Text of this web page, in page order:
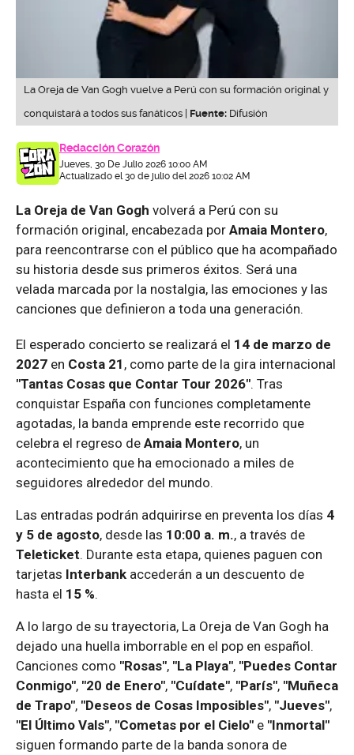
La Oreja de Van Gogh vuelve a Perú con su formación original y
conquistará a todos sus fanáticos | Fuente: Difusión
Redacción Corazón
Jueves, 30 De Julio 2026 10:00 AM
Actualizado el 30 de julio del 2026 10:02 AM
La Oreja de Van Gogh volverá a Perú con su
formación original, encabezada por Amaia Montero,
para reencontrarse con el público que ha acompañado
su historia desde sus primeros éxitos. Será una
velada marcada por la nostalgia, las emociones y las
canciones que definieron a toda una generación.
El esperado concierto se realizará el 14 de marzo de
2027 en Costa 21 , como parte de la gira internacional
"Tantas Cosas que Contar Tour 2026". Tras
conquistar España con funciones completamente
agotadas, la banda emprende este recorrido que
celebra el regreso de Amaia Montero, un
acontecimiento que ha emocionado a miles de
seguidores alrededor del mundo.
Las entradas podrán adquirirse en preventa los días 4
y 5 de agosto, desde las 10:00 a. m., a través de
Teleticket. Durante esta etapa, quienes paguen con
tarjetas Interbank accederán a un descuento de
hasta el 15 %.
A lo largo de su trayectoria, La Oreja de Van Gogh ha
dejado una huella imborrable en el pop en español.
Canciones como "Rosas", "La Playa", "Puedes Contar
Conmigo", "20 de Enero", "Cuídate", "París", "Muñeca
de Trapo", "Deseos de Cosas Imposibles", "Jueves",
"El Último Vals", "Cometas por el Cielo" e "Inmortal"
siguen formando parte de la banda sonora de